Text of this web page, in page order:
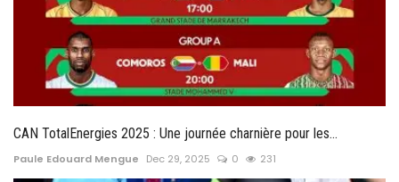
CAN TotalEnergies 2025 : Une journée charnière pour les...
Paule Edouard Mengue Dec 29, 2025 0 231